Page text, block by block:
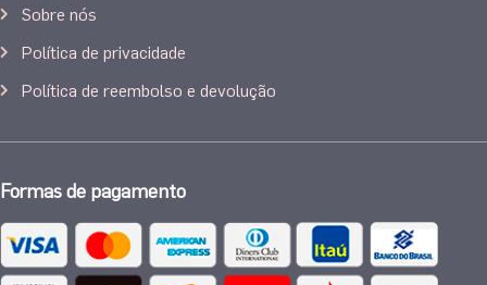
Sobre nós
Política de privacidade
Política de reembolso e devolução
Formas de pagamento